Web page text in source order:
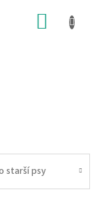
starší psy